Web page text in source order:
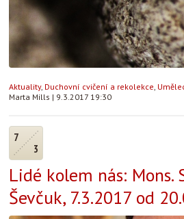
Aktuality, Duchovní cvičení a rekolekce
Marta Mills | 9.3.2017 19:30
7
3
Lidé kolem nás: Mons.
Ševčuk, 7.3.2017 od